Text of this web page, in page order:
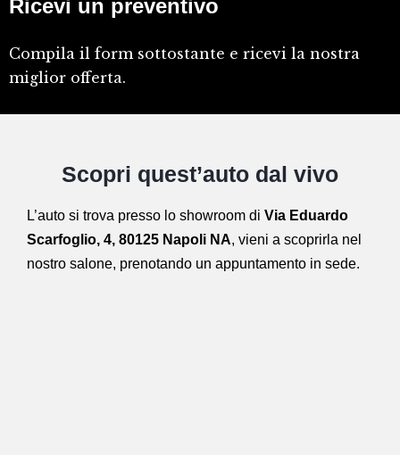
Ricevi un preventivo
Compila il form sottostante e ricevi la nostra
miglior offerta.
Scopri quest’auto dal vivo
L’auto si trova presso lo showroom di Via Eduardo
Scarfoglio, 4, 80125 Napoli NA, vieni a scoprirla nel
nostro salone, prenotando un appuntamento in sede.